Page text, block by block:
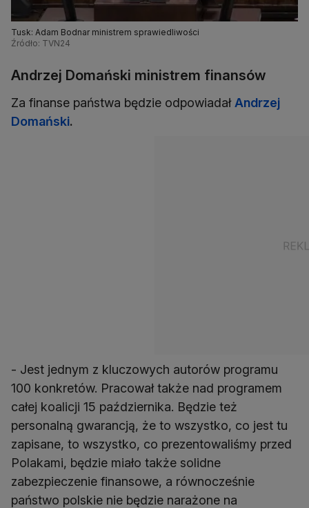
Tusk: Adam Bodnar ministrem sprawiedliwości
Źródło: TVN24
Andrzej Domański ministrem finansów
Za finanse państwa będzie odpowiadał Andrzej
Domański.
- Jest jednym z kluczowych autorów programu
100 konkretów. Pracował także nad programem
całej koalicji 15 października. Będzie też
personalną gwarancją, że to wszystko, co jest tu
zapisane, to wszystko, co prezentowaliśmy przed
Polakami, będzie miało także solidne
zabezpieczenie finansowe, a równocześnie
państwo polskie nie będzie narażone na